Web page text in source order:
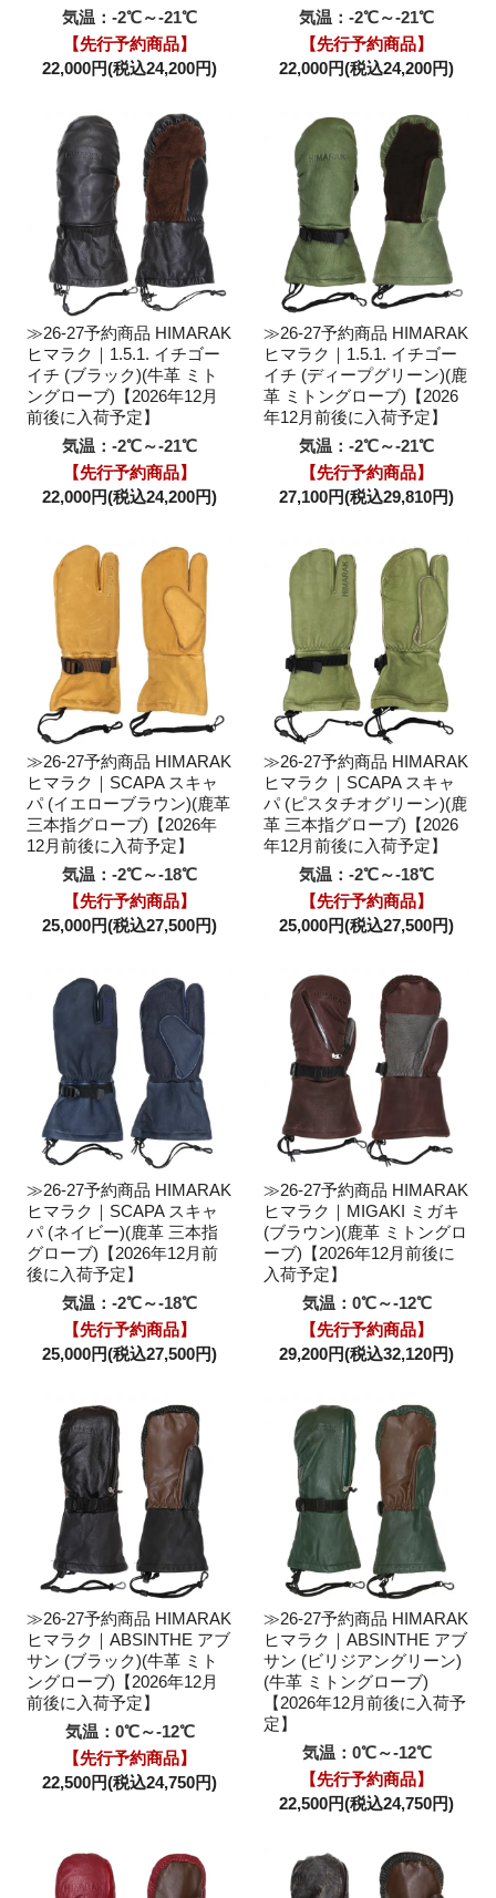
気温：-2℃～-21℃
【先行予約商品】
22,000円(税込24,200円)
気温：-2℃～-21℃
【先行予約商品】
22,000円(税込24,200円)
≫26-27予約商品 HIMARAK
ヒマラク｜1.5.1. イチゴー
イチ (ブラック)(牛革 ミト
ングローブ)【2026年12月
前後に入荷予定】
気温：-2℃～-21℃
【先行予約商品】
22,000円(税込24,200円)
≫26-27予約商品 HIMARAK
ヒマラク｜1.5.1. イチゴー
イチ (ディープグリーン)(鹿
革 ミトングローブ)【2026
年12月前後に入荷予定】
気温：-2℃～-21℃
【先行予約商品】
27,100円(税込29,810円)
≫26-27予約商品 HIMARAK
ヒマラク｜SCAPA スキャ
パ (イエローブラウン)(鹿革
三本指グローブ)【2026年
12月前後に入荷予定】
気温：-2℃～-18℃
【先行予約商品】
25,000円(税込27,500円)
≫26-27予約商品 HIMARAK
ヒマラク｜SCAPA スキャ
パ (ピスタチオグリーン)(鹿
革 三本指グローブ)【2026
年12月前後に入荷予定】
気温：-2℃～-18℃
【先行予約商品】
25,000円(税込27,500円)
≫26-27予約商品 HIMARAK
ヒマラク｜SCAPA スキャ
パ (ネイビー)(鹿革 三本指
グローブ)【2026年12月前
後に入荷予定】
気温：-2℃～-18℃
【先行予約商品】
25,000円(税込27,500円)
≫26-27予約商品 HIMARAK
ヒマラク｜MIGAKI ミガキ
(ブラウン)(鹿革 ミトングロ
ーブ)【2026年12月前後に
入荷予定】
気温：0℃～-12℃
【先行予約商品】
29,200円(税込32,120円)
≫26-27予約商品 HIMARAK
ヒマラク｜ABSINTHE アブ
サン (ブラック)(牛革 ミト
ングローブ)【2026年12月
前後に入荷予定】
気温：0℃～-12℃
【先行予約商品】
22,500円(税込24,750円)
≫26-27予約商品 HIMARAK
ヒマラク｜ABSINTHE アブ
サン (ビリジアングリーン)
(牛革 ミトングローブ)
【2026年12月前後に入荷予
定】
気温：0℃～-12℃
【先行予約商品】
22,500円(税込24,750円)